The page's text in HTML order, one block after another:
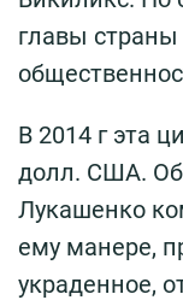
главы страны
В 2014 г эта
долл. США.
Лукашенко
ему манере,
украденное,